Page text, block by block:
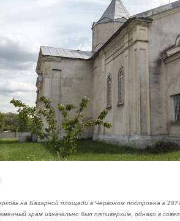
на Базарной площади в Червоном построена в
храм изначально был пятиверхим, однако в